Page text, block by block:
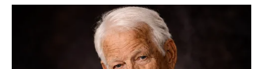
Vagama zvijezde spremaju veoma poseban trenutak.
Jedan pogled, slučajan susret ili razgovor mogli bi
ostaviti utisak koji nećete moći da zaboravite.